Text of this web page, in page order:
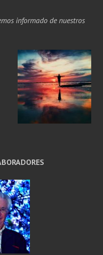
informado de nuestros